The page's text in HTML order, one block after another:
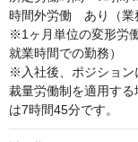
時間外労働　あり（業
※1ヶ月単位の変形労
就業時間での勤務）
※入社後、ポジション
裁量労働制を適用す
は7時間45分です。